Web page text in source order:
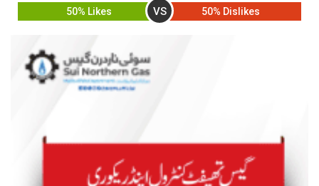
50% Likes VS 50% Dislikes